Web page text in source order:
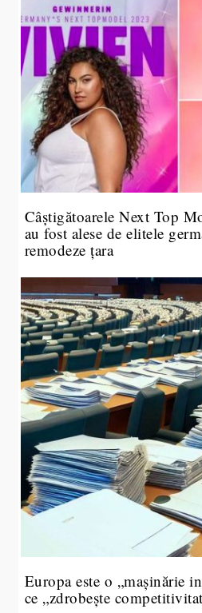
Câștigătoarele Next Top
au fost alese de elitele
remodeze țara
Europa este o „mașinărie
ce „zdrobește